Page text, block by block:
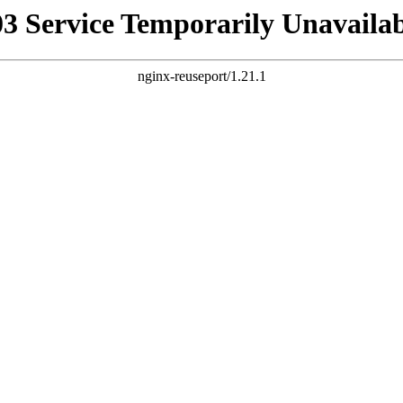
Service Temporarily
nginx-reuseport/1.21.1